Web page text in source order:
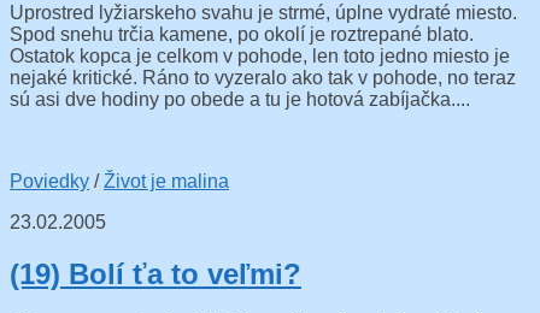
Uprostred lyžiarskeho svahu je strmé, úplne vydraté miesto.
Spod snehu trčia kamene, po okolí je roztrepané blato.
Ostatok kopca je celkom v pohode, len toto jedno miesto je
nejaké kritické. Ráno to vyzeralo ako tak v pohode, no teraz
sú asi dve hodiny po obede a tu je hotová zabíjačka....
Poviedky /Život je malina
23.02.2005
(19) Bolí ťa to veľmi?